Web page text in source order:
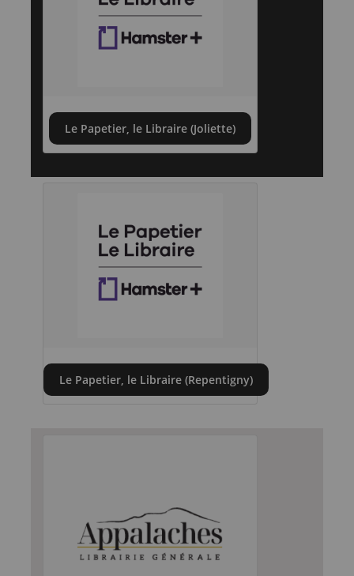
Le Papetier, le Libraire (Joliette)
Le Papetier, le Libraire (Repentigny)